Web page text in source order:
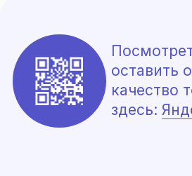
Политика конфиденциальности, согласие на
обработку данных
Сайт разработала Цыбина Татьяна
*Meta Platforms Inc. признана экстремистской
организацией на территории РФ